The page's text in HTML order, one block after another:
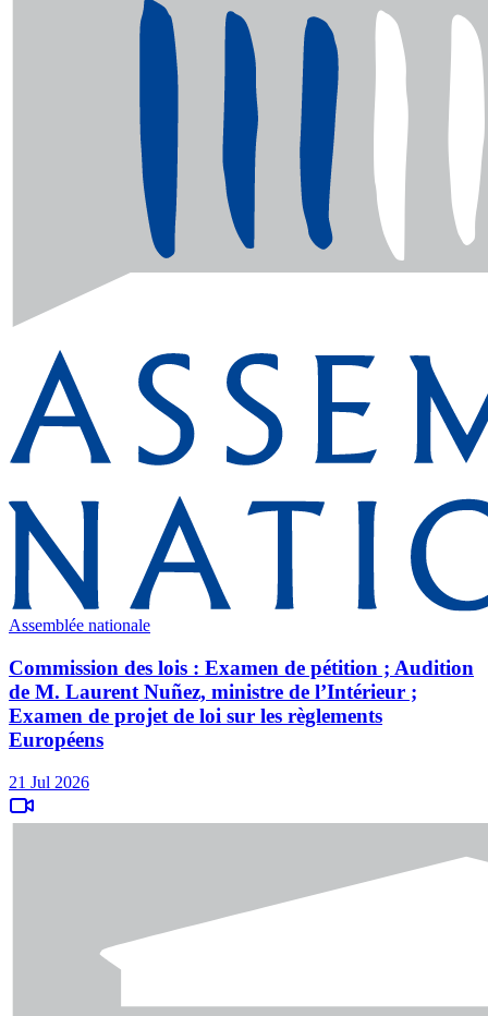
Assemblée nationale
Commission des lois : Examen de pétition ; Audition
de M. Laurent Nuñez, ministre de l’Intérieur ;
Examen de projet de loi sur les règlements
Européens
21 Jul 2026